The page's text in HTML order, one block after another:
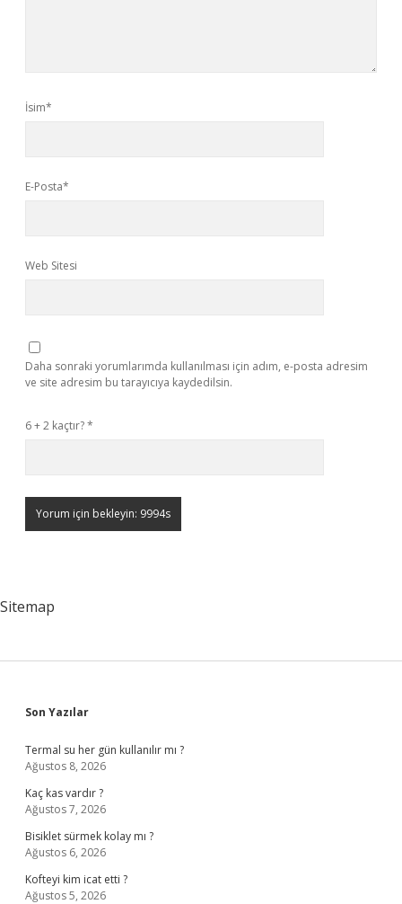
İsim*
E-Posta*
Web Sitesi
Daha sonraki yorumlarımda kullanılması için adım, e-posta adresim
ve site adresim bu tarayıcıya kaydedilsin.
6 + 2 kaçtır?*
Sitemap
Sidebar
Son Yazılar
Termal su her gün kullanılır mı ?
Ağustos 8, 2026
Kaç kas vardır ?
Ağustos 7, 2026
Bisiklet sürmek kolay mı ?
Ağustos 6, 2026
Kofteyi kim icat etti ?
Ağustos 5, 2026